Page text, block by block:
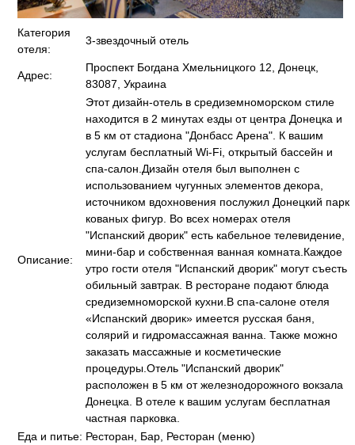
Категория
отеля:
3-звездочный отель
Адрес:
Проспект Богдана Хмельницкого 12, Донецк,
83087, Украина
Описание:
Этот дизайн-отель в средиземноморском стиле
находится в 2 минутах езды от центра Донецка и
в 5 км от стадиона "Донбасс Арена". К вашим
услугам бесплатный Wi-Fi, открытый бассейн и
спа-салон.Дизайн отеля был выполнен с
использованием чугунных элементов декора,
источником вдохновения послужил Донецкий парк
кованых фигур. Во всех номерах отеля
"Испанский дворик" есть кабельное телевидение,
мини-бар и собственная ванная комната.Каждое
утро гости отеля "Испанский дворик" могут съесть
обильный завтрак. В ресторане подают блюда
средиземноморской кухни.В спа-салоне отеля
«Испанский дворик» имеется русская баня,
солярий и гидромассажная ванна. Также можно
заказать массажные и косметические
процедуры.Отель "Испанский дворик"
расположен в 5 км от железнодорожного вокзала
Донецка. В отеле к вашим услугам бесплатная
частная парковка.
Еда и питье: Ресторан, Бар, Ресторан (меню)